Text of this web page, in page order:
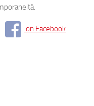
on Facebook